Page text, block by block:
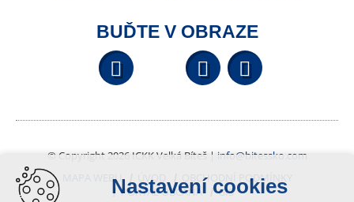
BUĎTE V OBRAZE
Facebook YouTube
© Copyright 2026 ICKK Velká Bíteš | info@bitessko.com
MAPA WEBU
ÚVOD
OBCHODNÍ PODMÍNKY
PORTÁL OBČANA
GIS
Nastavení cookies